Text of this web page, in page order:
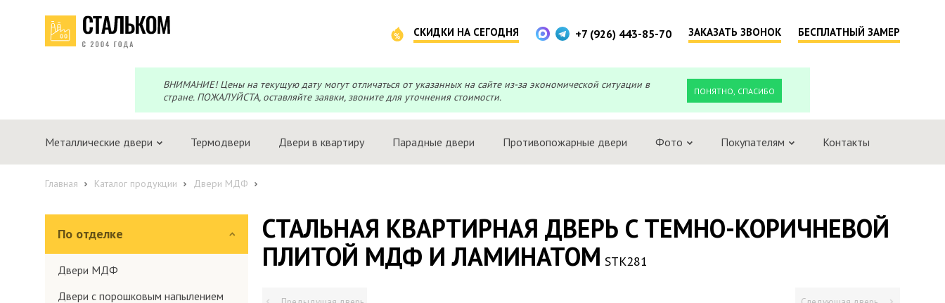
СКИДКИ НА СЕГОДНЯ +7 (926) 443-85-70 ЗАКАЗАТЬ ЗВОНОК БЕСПЛАТНЫЙ ЗАМЕР
ВНИМАНИЕ! Цены на текущую дату могут отличаться от указанных на сайте из-за экономической ситуации в
стране. ПОЖАЛУЙСТА, оставляйте заявки, звоните для уточнения стоимости.
ПОНЯТНО, СПАСИБО
Металлические двери Термодвери Двери в квартиру Парадные двери Противопожарные двери Фото Покупателям Контакты
Главная Каталог продукции Двери МДФ
По отделке
Двери МДФ
Двери с порошковым напылением
СТАЛЬНАЯ КВАРТИРНАЯ ДВЕРЬ C ТЕМНО-КОРИЧНЕВОЙ
ПЛИТОЙ МДФ И ЛАМИНАТОМ STK281
Telegram
Max
Перезвоним?